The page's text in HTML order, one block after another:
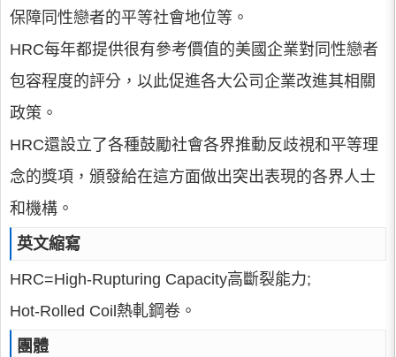
保障同性戀者的平等社會地位等。
HRC每年都提供很有參考價值的美國企業對同性戀者
包容程度的評分，以此促進各大公司企業改進其相關
政策。
HRC還設立了各種鼓勵社會各界推動反歧視和平等理
念的獎項，頒發給在這方面做出突出表現的各界人士
和機構。
英文縮寫
HRC=High-Rupturing Capacity高斷裂能力;
Hot-Rolled Coil熱軋鋼卷。
團體